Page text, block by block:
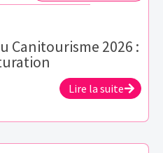
Canitourisme 2026 :
Lire la suite